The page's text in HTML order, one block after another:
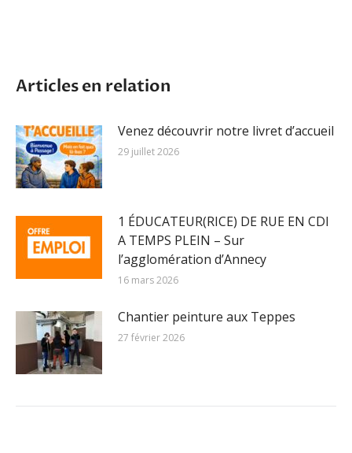
Articles en relation
Venez découvrir notre livret d’accueil
29 juillet 2026
1 ÉDUCATEUR(RICE) DE RUE EN CDI
A TEMPS PLEIN – Sur
l’agglomération d’Annecy
16 mars 2026
Chantier peinture aux Teppes
27 février 2026